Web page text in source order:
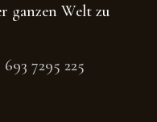
ganzen Welt zu
693 7295 225